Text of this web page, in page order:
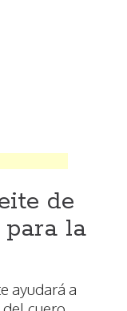
de
para la
ayudará a